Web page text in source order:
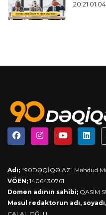
20:21
Adı; "90DƏQİQƏ.AZ" Məhdud
VÖEN; 1406430761
Domen adının sahibi; QASIM
Məsul redaktorun adı, soyadı,